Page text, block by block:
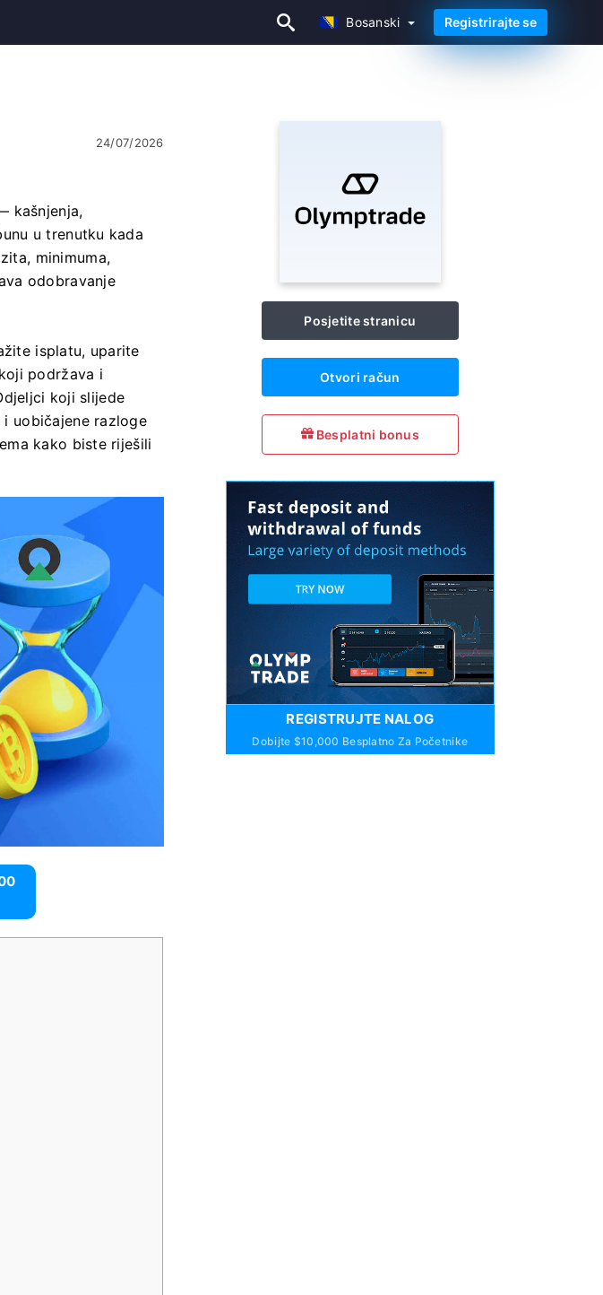
Bosanski
Bosanski Registrirajte se
24/07/2026
kašnjenja,
u trenutku kada
minimuma,
odobravanje
isplatu, uparite
podržava i
koji slijede
uobičajene razloge
kako biste riješili
Posjetite stranicu
Otvori račun
Besplatni bonus
REGISTRUJTE NALOG
Dobijte $10,000 Besplatno Za Početnike